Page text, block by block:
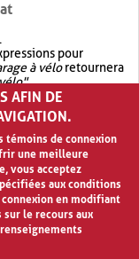
pour
à véloretournera
.
OR.garage OR vélo
garage à vélo
AFIN DE
témoins de connexion
une meilleure
vous acceptez
aux conditions
en modifiant
sur le recours aux